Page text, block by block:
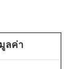
มูลค่า